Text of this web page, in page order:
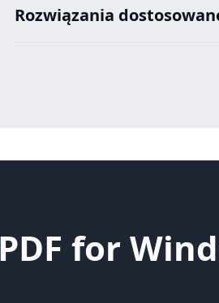
Rozwiązania
for